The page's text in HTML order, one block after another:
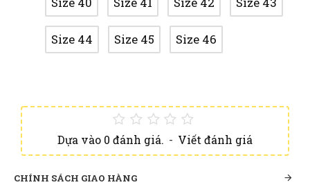
Dựa vào 0 đánh giá. - Viết đánh giá
Size 44 Size 45 Size 46
CHÍNH SÁCH GIAO HÀNG